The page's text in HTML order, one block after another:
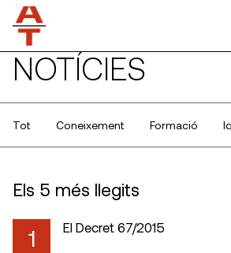
NOTÍCIES
Tot Coneixement Formació
Els 5 més llegits
1 El Decret 67/2015